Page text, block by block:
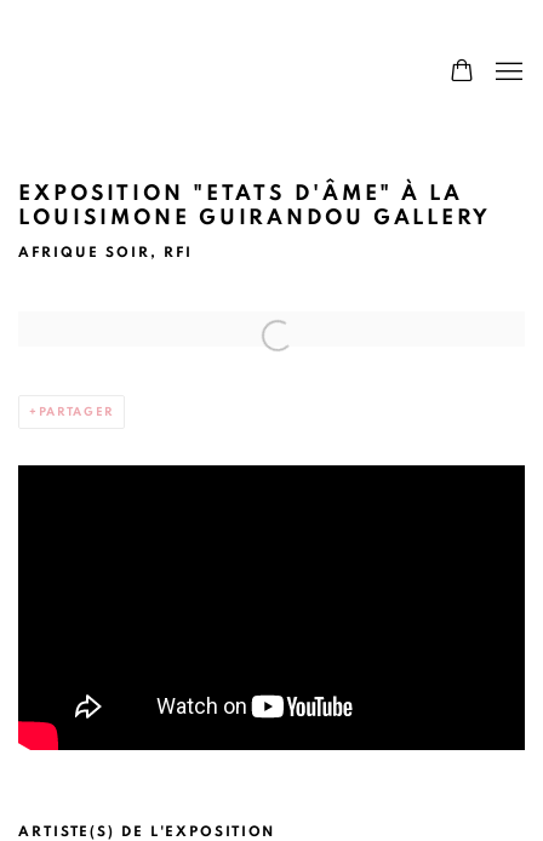
EXPOSITION "ETATS D'ÂME" À LA
LOUISIMONE GUIRANDOU GALLERY
AFRIQUE SOIR, RFI
Open a larger version of the following image in a popup:
PARTAGER
ARTISTE(S) DE L'EXPOSITION